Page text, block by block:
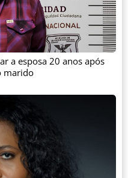
a esposa 20 anos após
marido